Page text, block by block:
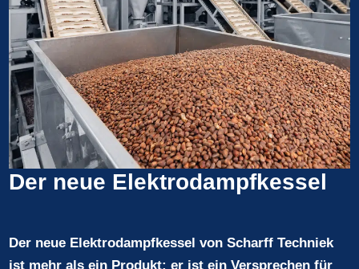
Der neue Elektrodampfkessel
Der neue Elektrodampfkessel von Scharff Techniek
ist mehr als ein Produkt; er ist ein Versprechen für